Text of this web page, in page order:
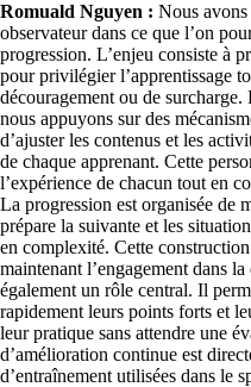
Romuald Nguyen : Nous
observateur dans ce que l’on
progression. L’enjeu consiste à
pour privilégier l’apprentissage
découragement ou de
nous appuyons sur des
d’ajuster les contenus et les
de chaque apprenant. Cette
l’expérience de chacun tout en
La progression est organisée de
prépare la suivante et les
en complexité. Cette
maintenant l’engagement dans
également un rôle central. Il
rapidement leurs points forts et
leur pratique sans attendre une
d’amélioration continue est
d’entraînement utilisées dans le